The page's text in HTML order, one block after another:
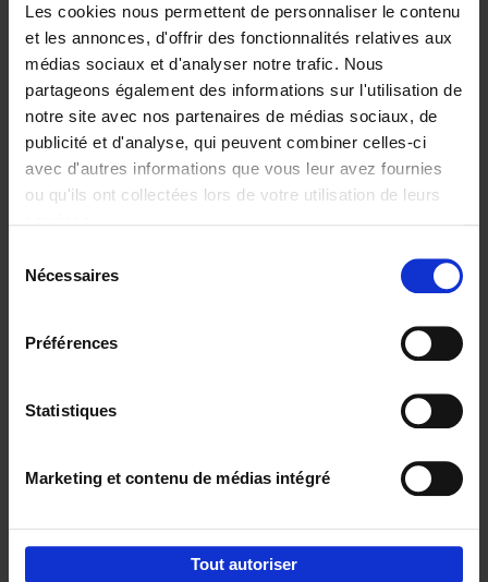
Les cookies nous permettent de personnaliser le contenu
et les annonces, d'offrir des fonctionnalités relatives aux
médias sociaux et d'analyser notre trafic. Nous
partageons également des informations sur l'utilisation de
notre site avec nos partenaires de médias sociaux, de
publicité et d'analyse, qui peuvent combiner celles-ci
avec d'autres informations que vous leur avez fournies
ou qu'ils ont collectées lors de votre utilisation de leurs
Nécessaires
Préférences
Statistiques
Marketing et contenu de médias intégré
Tout autoriser
The Offer You Can't
Refuse
Steven Van Belleghem
Couverture souple
2020 256
€37,50
Building Bonds = Building